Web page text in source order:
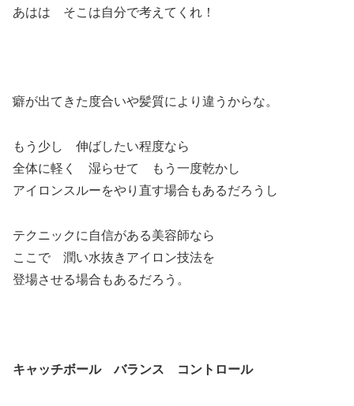
あはは そこは自分で考えてくれ！
癖が出てきた度合いや髪質により違うからな。
もう少し 伸ばしたい程度なら
全体に軽く 湿らせて もう一度乾かし
アイロンスルーをやり直す場合もあるだろうし
テクニックに自信がある美容師なら
ここで 潤い水抜きアイロン技法を
登場させる場合もあるだろう。
キャッチボール バランス コントロール